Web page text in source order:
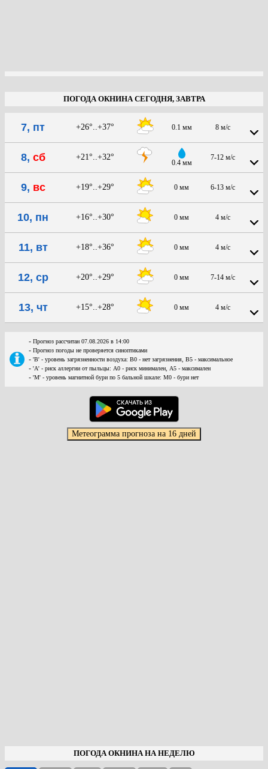
ПОГОДА ОКНИНА СЕГОДНЯ, ЗАВТРА
7, пт +26°..+37° 0.1 мм 8 м/с
8, сб +21°..+32°
0.4 мм
7-12 м/с
9, вс +19°..+29° 0 мм 6-13 м/с
10, пн +16°..+30° 0 мм 4 м/с
11, вт +18°..+36° 0 мм 4 м/с
12, ср +20°..+29° 0 мм 7-14 м/с
13, чт +15°..+28° 0 мм 4 м/с
- Прогноз рассчитан 07.08.2026 в 14:00
- Прогноз погоды не проверяется синоптиками
- 'В' - уровень загрязненности воздуха: В0 - нет загрязнения, В5 - максимальное
- 'А' - риск аллергии от пыльцы: А0 - риск минимален, А5 - максимален
- 'М' - уровень магнитной бури по 5 бальной шкале: М0 - бури нет
ПОГОДА ОКНИНА НА НЕДЕЛЮ